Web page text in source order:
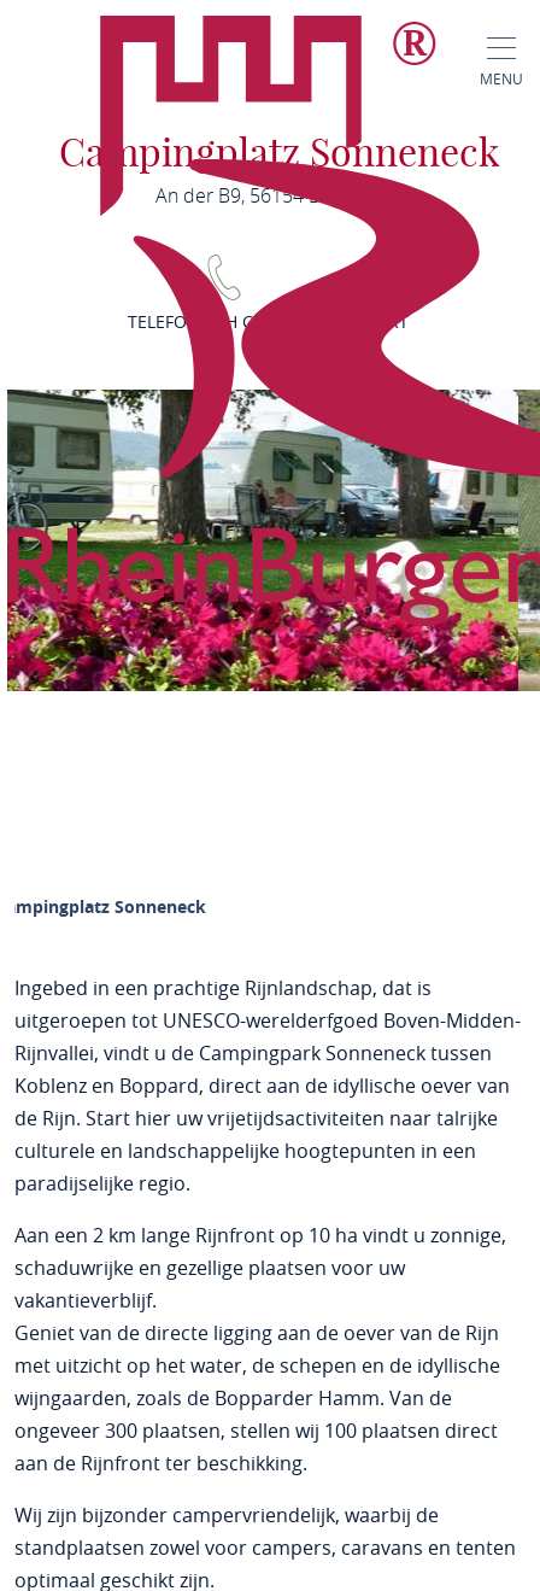
MENU
Campingplatz Sonneneck
An der B9, 56154 Boppard
TELEFONISCH CONTACT KAART
Sonneneck
Ingebed in een prachtige Rijnlandschap, dat is
uitgeroepen tot UNESCO-werelderfgoed Boven-Midden-
Rijnvallei, vindt u de Campingpark Sonneneck tussen
Koblenz en Boppard, direct aan de idyllische oever van
de Rijn. Start hier uw vrijetijdsactiviteiten naar talrijke
culturele en landschappelijke hoogtepunten in een
paradijselijke regio.
Aan een 2 km lange Rijnfront op 10 ha vindt u zonnige,
schaduwrijke en gezellige plaatsen voor uw
vakantieverblijf.
Geniet van de directe ligging aan de oever van de Rijn
met uitzicht op het water, de schepen en de idyllische
wijngaarden, zoals de Bopparder Hamm. Van de
ongeveer 300 plaatsen, stellen wij 100 plaatsen direct
aan de Rijnfront ter beschikking.
Wij zijn bijzonder campervriendelijk, waarbij de
standplaatsen zowel voor campers, caravans en tenten
optimaal geschikt zijn.